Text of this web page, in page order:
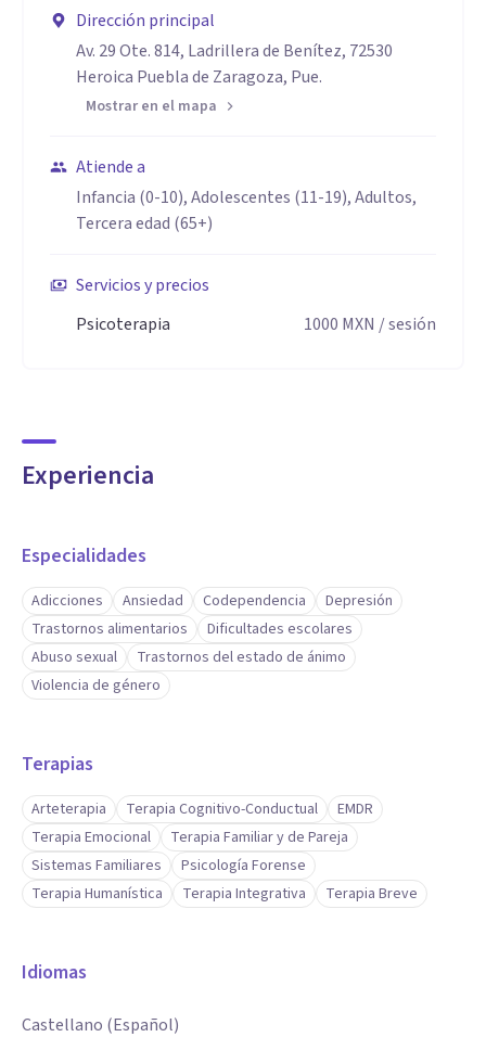
Dirección principal
Av. 29 Ote. 814, Ladrillera de Benítez, 72530
Heroica Puebla de Zaragoza, Pue.
Mostrar en el mapa
Atiende a
Infancia (0-10), Adolescentes (11-19), Adultos,
Tercera edad (65+)
Servicios y precios
Psicoterapia
1000 MXN / sesión
Experiencia
Especialidades
Adicciones Ansiedad Codependencia
Depresión
Trastornos alimentarios
Dificultades escolares
Abuso sexual
Trastornos del estado de ánimo
Violencia de género
Terapias
Arteterapia Terapia Cognitivo-Conductual
EMDR
Terapia Emocional
Terapia Familiar y de Pareja
Sistemas Familiares
Psicología Forense
Terapia Humanística
Terapia Integrativa Terapia Breve
Idiomas
Castellano (Español)